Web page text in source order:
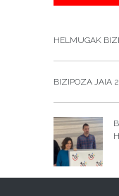
HELMUGAK
BIZIPOZA JAIA